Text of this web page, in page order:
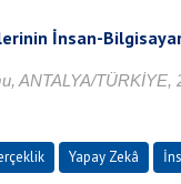
İnsan-
ANTALYA/
Yapay Zekâ